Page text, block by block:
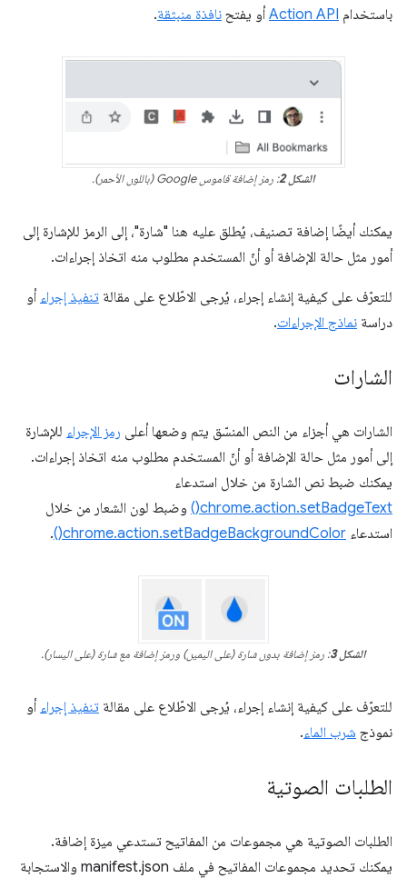
باستخدام Action API أو يفتح نافذة منبثقة.
الشكل 2 : رمز إضافة قاموس Google (باللون الأحمر).
يمكنك أيضًا إضافة تصنيف، يُطلق عليه هنا "شارة"، إلى الرمز للإشارة إلى
أمور مثل حالة الإضافة أو أنّ المستخدم مطلوب منه اتخاذ إجراءات.
للتعرّف على كيفية إنشاء إجراء، يُرجى الاطّلاع على مقالة تنفيذ إجراء أو
دراسة نماذج الإجراءات.
الشارات
الشارات هي أجزاء من النص المنسّق يتم وضعها أعلى رمز الإجراء للإشارة
إلى أمور مثل حالة الإضافة أو أنّ المستخدم مطلوب منه اتخاذ إجراءات.
يمكنك ضبط نص الشارة من خلال استدعاء
chrome.action.setBadgeText()
وضبط لون الشعار من خلال
استدعاء chrome.action.setBadgeBackgroundColor()
.
الشكل 3 : رمز إضافة بدون شارة (على اليمين) ورمز إضافة مع شارة (على اليسار).
للتعرّف على كيفية إنشاء إجراء، يُرجى الاطّلاع على مقالة تنفيذ إجراء أو
نموذج شرب الماء.
الطلبات الصوتية
الطلبات الصوتية هي مجموعات من المفاتيح تستدعي ميزة إضافة.
يمكنك تحديد مجموعات المفاتيح في ملف manifest.json والاستجابة